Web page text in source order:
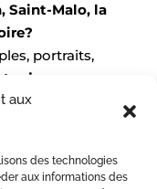
aux
des technologies
aux informations des
Saint-Malo, la
portraits,
& 2028